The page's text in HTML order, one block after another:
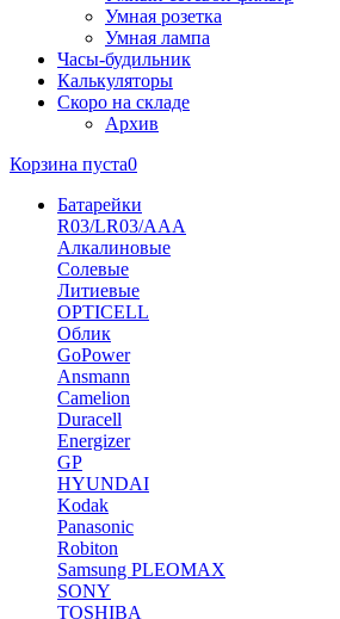
Умная розетка
Умная лампа
Часы-будильник
Калькуляторы
Скоро на складе
Архив
Корзина пуста0
Батарейки
R03/LR03/AAA
Алкалиновые
Солевые
Литиевые
OPTICELL
Облик
GoPower
Ansmann
Camelion
Duracell
Energizer
GP
HYUNDAI
Kodak
Panasonic
Robiton
Samsung PLEOMAX
SONY
TOSHIBA